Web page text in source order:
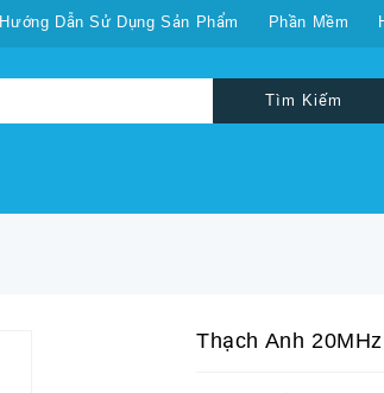
Hướng Dẫn Sử Dụng Sản Phẩm Phần Mềm
Tìm Kiếm
Thạch Anh